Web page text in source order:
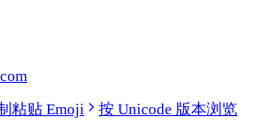
粘贴 Emoji
按 Unicode 版本浏览